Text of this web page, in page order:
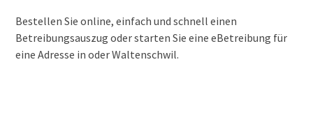
Bestellen Sie online, einfach und schnell einen
Betreibungsauszug oder starten Sie eine eBetreibung für
eine Adresse in oder Waltenschwil.